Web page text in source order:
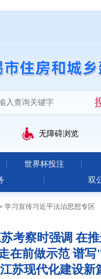
无障碍浏览
世界杯投注
双
学习宣传习近平法治思想专区
考察时强调 在
在前做示范 谱
苏现代化建设新